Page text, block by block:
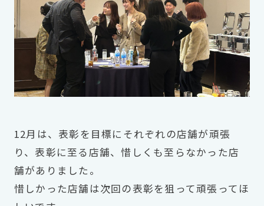
12月は、表彰を目標にそれぞれの店舗が頑張
り、表彰に至る店舗、惜しくも至らなかった店
舗がありました。
惜しかった店舗は次回の表彰を狙って頑張ってほ